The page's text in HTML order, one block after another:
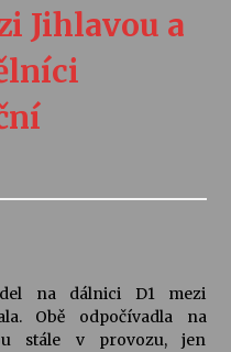
Duškové: Stávám se
8. 2026
Kolchoz a
Jihlavou a
na dálnici D1 mezi
Obě odpočívadla na
stále v provozu, jen